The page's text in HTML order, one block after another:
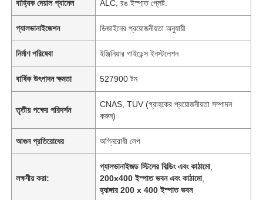
বাহ্যিক দেয়াল প্যানেল ALC, রঙ ইস্পাত প্লেট.
গ্যালভানাইজেশন ডিজাইনের প্রয়োজনীয়তা অনুযায়ী
নির্মাণ পরিষেবা ইঞ্জিনিয়ার গাইডেন্স ইনস্টলেশন
বার্ষিক উৎপাদন ক্ষমতা 527900 টন
তৃতীয় পক্ষের পরিদর্শন
CNAS, TUV (গ্রাহকের প্রয়োজনীয়তা সম্পাদন
করুন)
আগুন প্রতিরোধের অগ্নিরোধী লেপ
লক্ষণীয় করা:
গ্যালভানাইজড স্টিলের বিল্ডিং এবং কাঠামো,
200x400 ইস্পাত ভবন এবং কাঠামো,
হ্যাঙ্গার 200 x 400 ইস্পাত ভবন